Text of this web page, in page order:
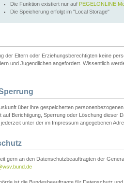
Die Funktion existiert nur auf PEGELONLINE
Die Speicherung erfolgt im "Local Storage"
der Eltern oder Erziehungsberechtigten keine
und Jugendlichen angefordert. Wissentlich
über ihre gespeicherten
Berichtigung, Sperrung oder Löschung dieser
unter der im Impressum angegebenen
gern an den Datenschutzbeauftragten der